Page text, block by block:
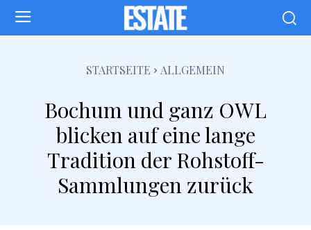
STARTSEITE ALLGEMEIN
Bochum und ganz OWL
blicken auf eine lange
Tradition der Rohstoff-
Sammlungen zurück